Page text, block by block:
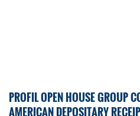
PROFIL OPEN HOUSE GROUP
AMERICAN DEPOSITARY